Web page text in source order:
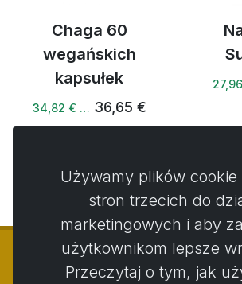
Chaga 60
wegańskich
kapsułek
34,82 € … 36,65 €
Używamy plików cookie
stron trzecich do
marketingowych i aby
użytkownikom lepsze
Przeczytaj o tym, jak